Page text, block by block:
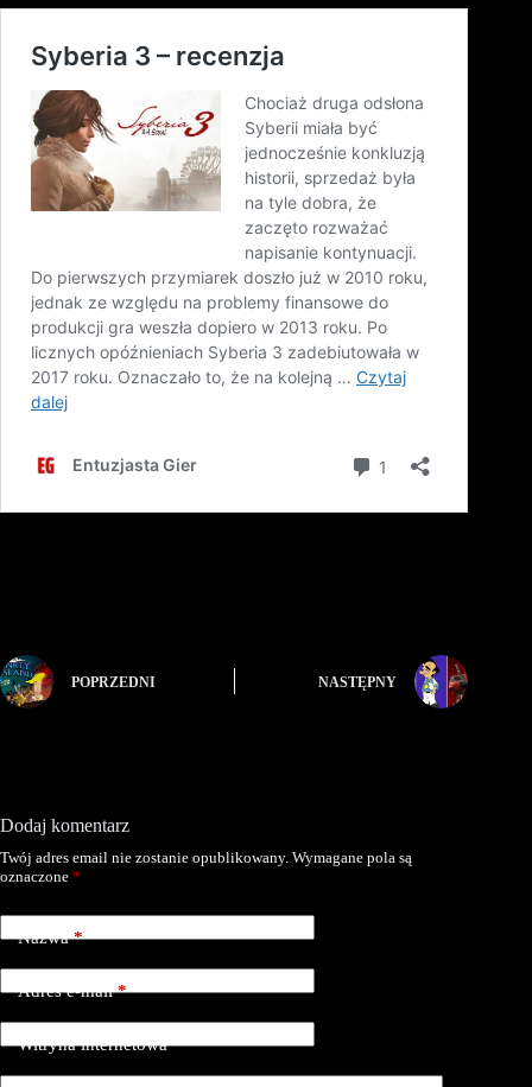
POPRZEDNI NASTĘPNY
Dodaj komentarz
Twój adres email nie zostanie opublikowany. Wymagane pola są
oznaczone *
Nazwa*
Adres e-mail*
Witryna internetowa